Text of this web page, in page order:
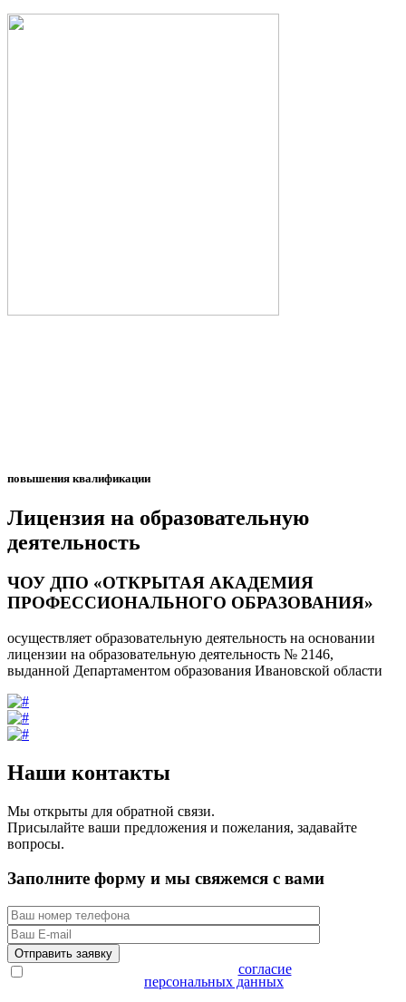
повышения квалификации
Лицензия на образовательную
деятельность
ЧОУ ДПО «ОТКРЫТАЯ АКАДЕМИЯ
ПРОФЕССИОНАЛЬНОГО ОБРАЗОВАНИЯ»
осуществляет образовательную деятельность на основании
лицензии на образовательную деятельность № 2146,
выданной Департаментом образования Ивановской области
Наши контакты
Мы открыты для обратной связи.
Присылайте ваши предложения и пожелания, задавайте
вопросы.
Заполните форму и мы свяжемся с вами
согласиена обработку
персональных данных